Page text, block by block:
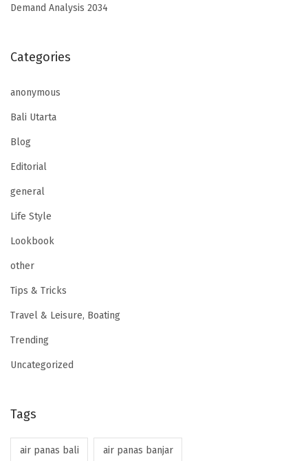
Demand Analysis 2034
Categories
anonymous
Bali Utarta
Blog
Editorial
general
Life Style
Lookbook
other
Tips & Tricks
Travel & Leisure, Boating
Trending
Uncategorized
Tags
air panas bali air panas banjar